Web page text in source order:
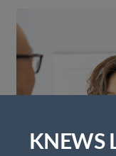
KNEWS